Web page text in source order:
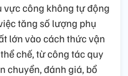
công không tự động
tăng số lượng phụ
lớn vào cách thức vận
chế, từ công tác quy
chuyển, đánh giá, bổ